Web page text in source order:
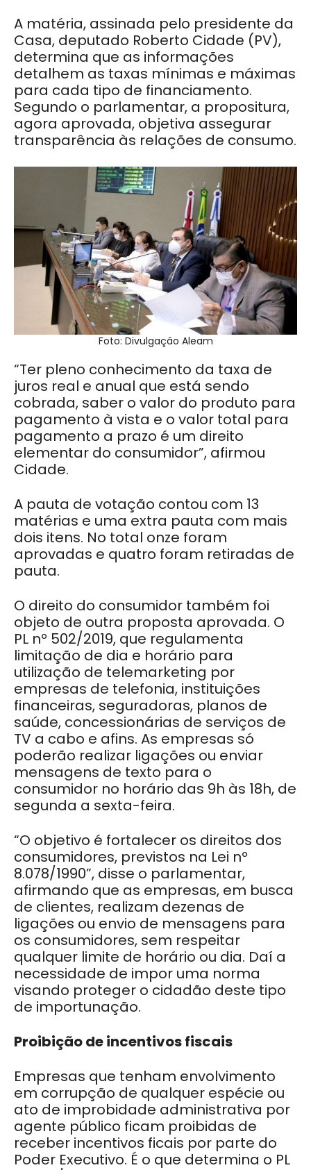
A matéria, assinada pelo presidente da
Casa, deputado Roberto Cidade (PV),
determina que as informações
detalhem as taxas mínimas e máximas
para cada tipo de financiamento.
Segundo o parlamentar, a propositura,
agora aprovada, objetiva assegurar
transparência às relações de consumo.
Foto: Divulgação Aleam
“Ter pleno conhecimento da taxa de
juros real e anual que está sendo
cobrada, saber o valor do produto para
pagamento à vista e o valor total para
pagamento a prazo é um direito
elementar do consumidor”, afirmou
Cidade.
A pauta de votação contou com 13
matérias e uma extra pauta com mais
dois itens. No total onze foram
aprovadas e quatro foram retiradas de
pauta.
O direito do consumidor também foi
objeto de outra proposta aprovada. O
PL nº 502/2019, que regulamenta
limitação de dia e horário para
utilização de telemarketing por
empresas de telefonia, instituições
financeiras, seguradoras, planos de
saúde, concessionárias de serviços de
TV a cabo e afins. As empresas só
poderão realizar ligações ou enviar
mensagens de texto para o
consumidor no horário das 9h às 18h, de
segunda a sexta-feira.
“O objetivo é fortalecer os direitos dos
consumidores, previstos na Lei nº
8.078/1990”, disse o parlamentar,
afirmando que as empresas, em busca
de clientes, realizam dezenas de
ligações ou envio de mensagens para
os consumidores, sem respeitar
qualquer limite de horário ou dia. Daí a
necessidade de impor uma norma
visando proteger o cidadão deste tipo
de importunação.
Proibição de incentivos fiscais
Empresas que tenham envolvimento
em corrupção de qualquer espécie ou
ato de improbidade administrativa por
agente público ficam proibidas de
receber incentivos ficais por parte do
Poder Executivo. É o que determina o PL